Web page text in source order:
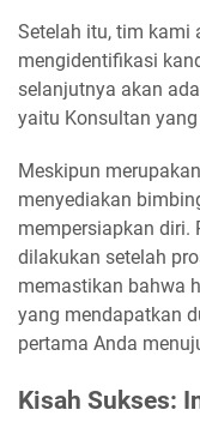
Setelah itu, tim kami
mengidentifikasi
selanjutnya akan
yaitu Konsultan
Meskipun
menyediakan
mempersiapkan diri.
dilakukan setelah
memastikan bahwa
yang mendapatkan
pertama Anda
Kisah Sukses: